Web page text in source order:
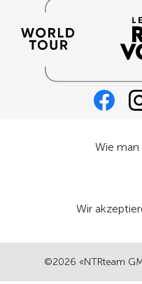
©2026 «NTRteam
Wie
Wir